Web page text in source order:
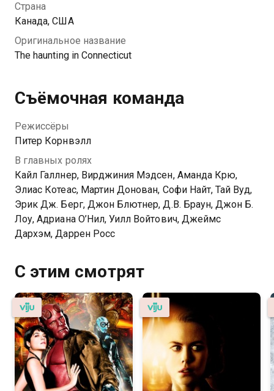
Страна
Канада, США
Оригинальное название
The haunting in Connecticut
Съёмочная команда
Режиссёры
Питер Корнвэлл
В главных ролях
Кайл Галлнер, Вирджиния Мэдсен, Аманда Крю,
Элиас Котеас, Мартин Донован, Софи Найт, Тай Вуд,
Эрик Дж. Берг, Джон Блютнер, Д.В. Браун, Джон Б.
Лоу, Адриана О’Нил, Уилл Войтович, Джеймс
Дархэм, Даррен Росс
С этим смотрят